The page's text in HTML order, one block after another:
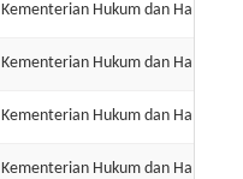
Kementerian Hukum dan Ham RI
Kementerian Hukum dan Ham RI
Kementerian Hukum dan Ham RI
Kementerian Hukum dan Ham RI